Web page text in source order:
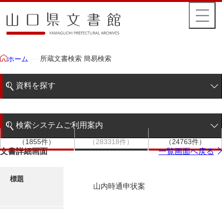
ホーム 所蔵文書検索 簡易検索
資料を探す
階層検索
検索システムご利用案内
検索システムの利用について
（1855件）
（283318件）
（24763件）
文書詳細画面 一覧画面へ戻る
標題
山内時通申状案